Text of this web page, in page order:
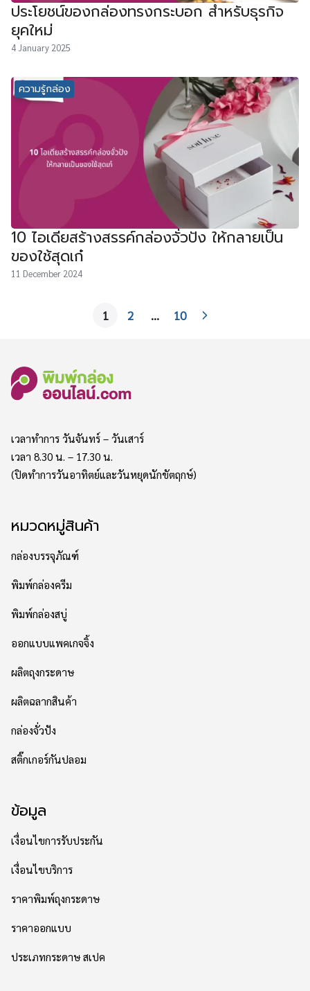
ประโยชน์ของกล่องทรงกระบอก สำหรับธุรกิจ
ยุคใหม่
4 January 2025
ความรู้กล่อง
10 ไอเดียสร้างสรรค์กล่องจั่วปัง ให้กลายเป็น
ของใช้สุดเก๋
11 December 2024
1 2 … 10
เวลาทำการ วันจันทร์ – วันเสาร์
เวลา 8.30 น. – 17.30 น.
(ปิดทำการวันอาทิตย์และวันหยุดนักขัตฤกษ์)
หมวดหมู่สินค้า
กล่องบรรจุภัณฑ์
พิมพ์กล่องครีม
พิมพ์กล่องสบู่
ออกแบบแพคเกจจิ้ง
ผลิตถุงกระดาษ
ผลิตฉลากสินค้า
กล่องจั่วปัง
สติ๊กเกอร์กันปลอม
ข้อมูล
เงื่อนไขการรับประกัน
เงื่อนไขบริการ
ราคาพิมพ์ถุงกระดาษ
ราคาออกแบบ
ประเภทกระดาษ สเปค